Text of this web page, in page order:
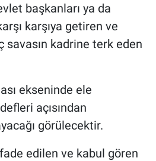
başkanları ya da
karşıya getiren ve
savasın kadrine terk eden
ekseninde ele
açısından
görülecektir.
edilen ve kabul gören